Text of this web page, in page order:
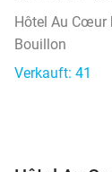
Hôtel Au Cœur
Bouillon
Verkauft: 41